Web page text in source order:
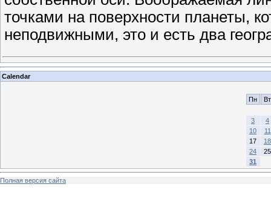
точками на поверхности планеты,
неподвижными, это и есть два
Calendar
Пн Вт
3
4
10
11
17
18
24
25
31
Полная версия сайта